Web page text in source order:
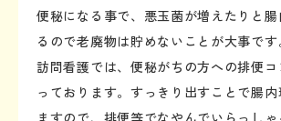
便秘になる事で、悪玉菌が増えたりと
るので老廃物は貯めないことが大事です
訪問看護では、便秘がちの方への排便
っております。すっきり出すことで腸
ますので、排便等でなやんでいらっし